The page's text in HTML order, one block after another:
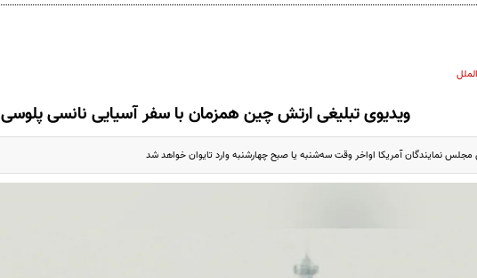
ویدیوی تبلیغی ارتش چین همزمان با سفر آسیایی نانسی پلوسی
نمایندگان آمریکا اواخر وقت سه‌شنبه یا صبح چهارشنبه وارد تایوان خواهد شد